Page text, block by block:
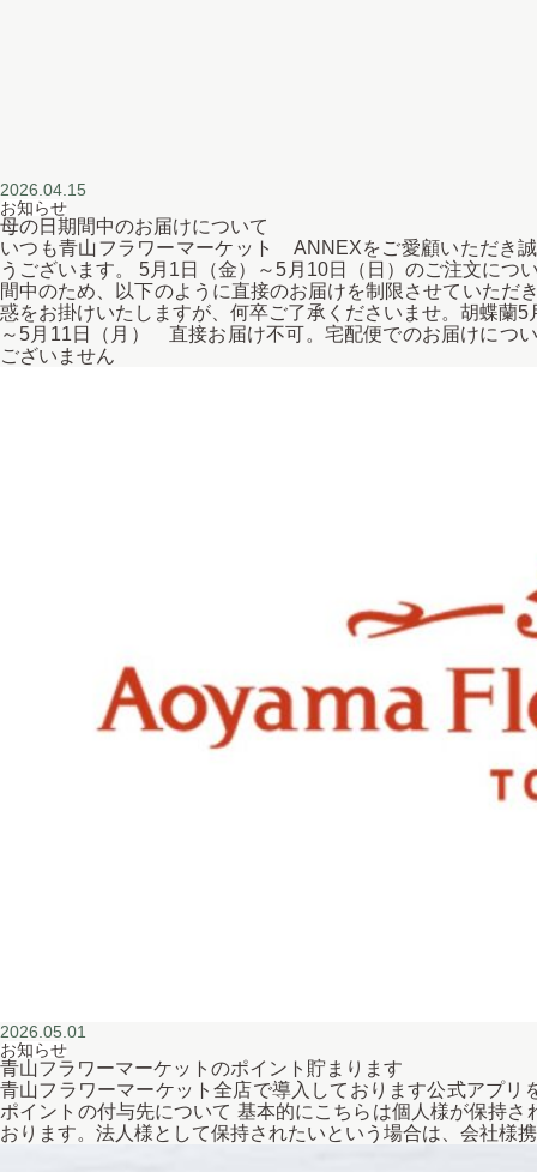
2026.04.15
お知らせ
母の日期間中のお届けについて
いつも青山フラワーマーケット ANNEXをご愛顧いただき
うございます。 5月1日（金）～5月10日（日）のご注文につ
間中のため、以下のように直接のお届けを制限させていただ
惑をお掛けいたしますが、何卒ご了承くださいませ。胡蝶蘭5
～5月11日（月） 直接お届け不可。宅配便でのお届けにつ
ございません
2026.05.01
お知らせ
青山フラワーマーケットのポイント貯まります
青山フラワーマーケット全店で導入しております公式アプ
ポイントの付与先について 基本的にこちらは個人様が保持
おります。法人様として保持されたいという場合は、会社様